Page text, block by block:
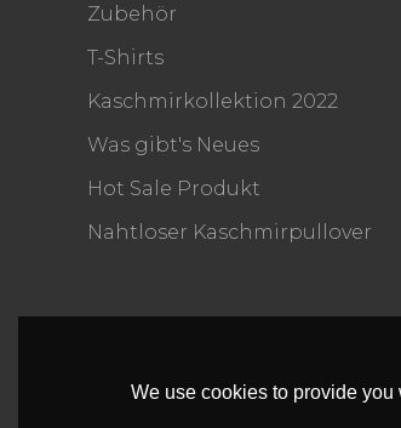
Zubehör
T-Shirts
Kaschmirkollektion 2022
Was gibt's Neues
Hot Sale Produkt
Nahtloser Kaschmirpullover
We use cookies to provide